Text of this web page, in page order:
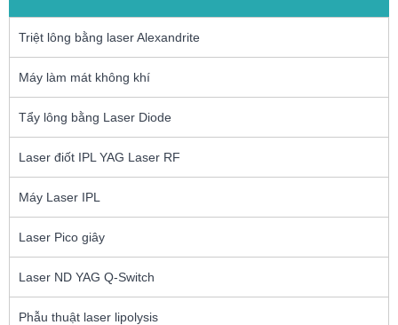
Triệt lông bằng laser Alexandrite
Máy làm mát không khí
Tẩy lông bằng Laser Diode
Laser điốt IPL YAG Laser RF
Máy Laser IPL
Laser Pico giây
Laser ND YAG Q-Switch
Phẫu thuật laser lipolysis